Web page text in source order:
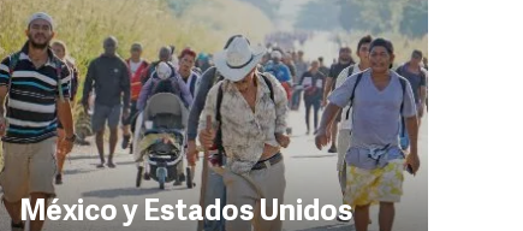
México y Estados Unidos